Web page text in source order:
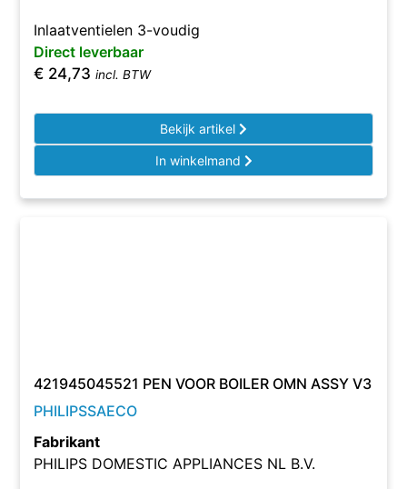
Inlaatventielen 3-voudig
Direct leverbaar
€ 24,73 incl. BTW
Bekijk artikel
In winkelmand
421945045521 PEN VOOR BOILER OMN ASSY V3
PHILIPSSAECO
Fabrikant
PHILIPS DOMESTIC APPLIANCES NL B.V.